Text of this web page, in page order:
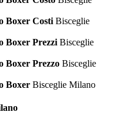
Boxer Costi Bisceglie
Boxer Prezzi Bisceglie
Boxer Prezzo Bisceglie
Boxer Bisceglie Milano